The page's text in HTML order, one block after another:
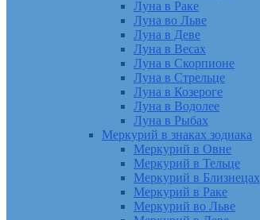
Луна в Раке
Луна во Льве
Луна в Деве
Луна в Весах
Луна в Скорпионе
Луна в Стрельце
Луна в Козероге
Луна в Водолее
Луна в Рыбах
Меркурий в знаках зодиака
Меркурий в Овне
Меркурий в Тельце
Меркурий в Близнецах
Меркурий в Раке
Меркурий во Льве